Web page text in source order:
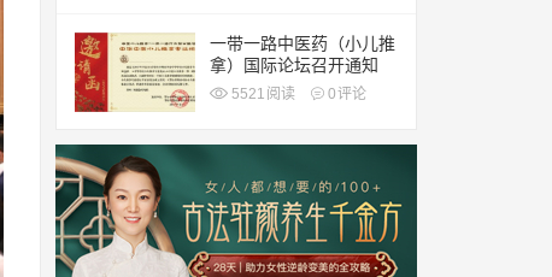
一带一路中医药（小儿推
拿）国际论坛召开通知
5521 阅读 0评论